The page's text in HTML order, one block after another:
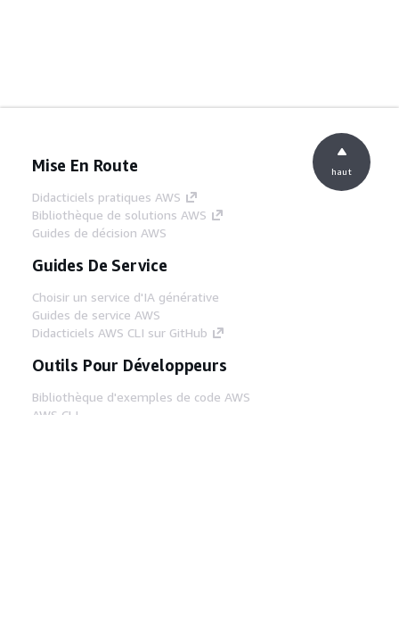
Mise En Route
Didacticiels pratiques AWS
Bibliothèque de solutions AWS
Guides de décision AWS
Guides De Service
Choisir un service d'IA générative
Guides de service AWS
Didacticiels AWS CLI sur GitHub
Outils Pour Développeurs
Bibliothèque d'exemples de code AWS
AWS CLI
haut